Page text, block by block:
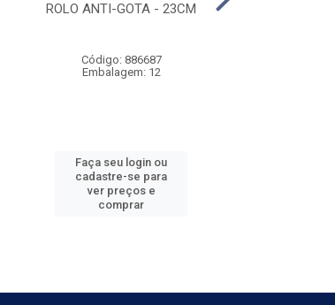
ROLO ANTI-GOTA - 23CM
Código: 886687
Embalagem: 12
Faça seu login ou
cadastre-se para
ver preços e
comprar